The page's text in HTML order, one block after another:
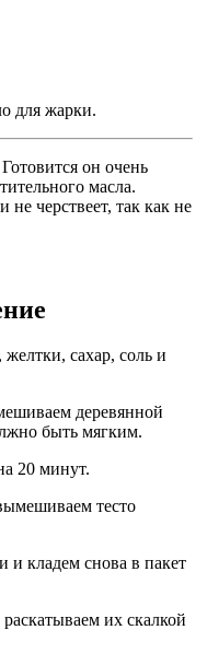
для жарки.
он очень
масла.
черствеет, так как не
сахар, соль и
деревянной
быть мягким.
20 минут.
тесто
и кладем снова в пакет
их скалкой